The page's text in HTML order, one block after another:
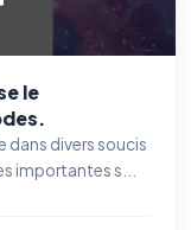
le
dans divers soucis
importantes s...